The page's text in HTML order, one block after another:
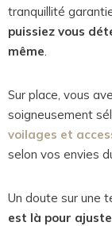
tranquillité
puissiez vous
même
Sur place, vous
soigneusement
voilages et
selon vos envies
Un doute sur une
est là pour